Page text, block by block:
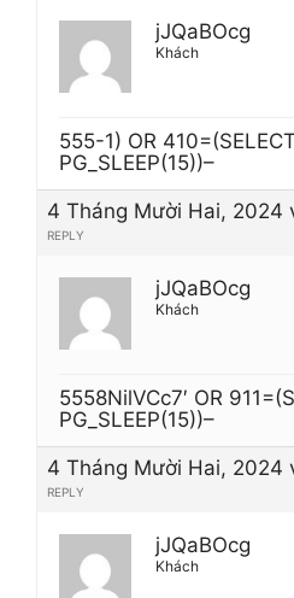
jJQaBOcg
Khách
555-1) OR
PG_SLEEP(15))–
4 Tháng Mười Hai, 2024
REPLY
jJQaBOcg
Khách
5558NilVCc7′ OR
PG_SLEEP(15))–
4 Tháng Mười Hai, 2024
REPLY
jJQaBOcg
Khách